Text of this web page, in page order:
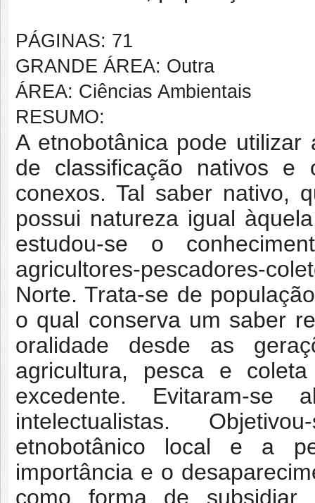
PÁGINAS: 71
GRANDE ÁREA: Outra
ÁREA: Ciências Ambientais
RESUMO:
A etnobotânica pode
de classificação nativos e
conexos. Tal saber nativo,
possui natureza igual
estudou-se o
agricultores-pescadores-
Norte. Trata-se de
o qual conserva um saber
oralidade desde as
agricultura, pesca e
excedente. Evitaram-se
intelectualistas.
etnobotânico local e a
importância e o
como forma de